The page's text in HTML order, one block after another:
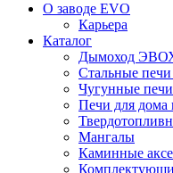
О заводе EVO
Карьера
Каталог
Дымоход
Стальные печи
Чугунные
Печи для дома
Мангалы
Каминные